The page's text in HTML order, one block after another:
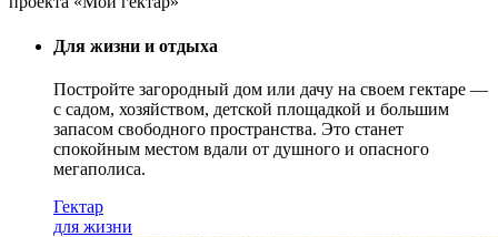
Для жизни и отдыха
Постройте загородный дом или дачу на своем гектаре —
с садом, хозяйством, детской площадкой и большим
запасом свободного пространства. Это станет
спокойным местом вдали от душного и опасного
мегаполиса.
Гектар
для жизни